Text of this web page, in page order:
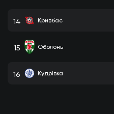
14 Кривбас
15 Оболонь
16 Кудрівка